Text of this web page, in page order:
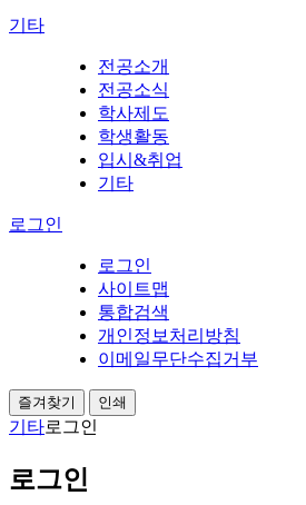
기타
전공소개
전공소식
학사제도
학생활동
입시&취업
기타
로그인
로그인
사이트맵
통합검색
개인정보처리방침
이메일무단수집거부
즐겨찾기 인쇄
기타로그인
로그인